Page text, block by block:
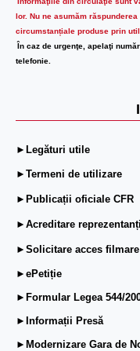
lor. Nu ne asumăm
circumstanțiale produse prin
În caz de urgenţe, apelaţi
telefonie.
►Legături utile
►Termeni de utilizare
►Publicații oficiale CFR
►Acreditare
►Solicitare acces filmare
►ePetiție
►Formular Legea 544/
►Informații Presă
►Modernizare Gara de